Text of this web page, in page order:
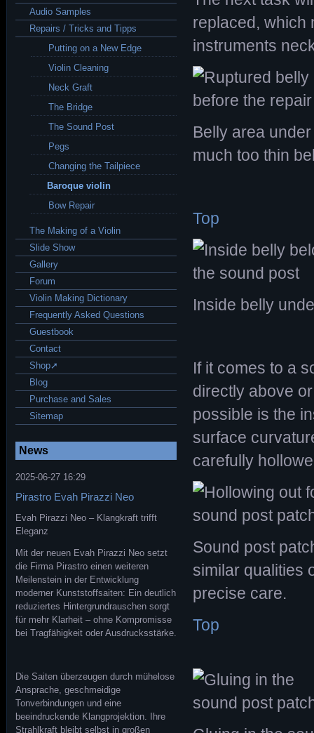
replaced, which
instruments
Belly area
much too thin
Top
Inside belly
If it comes to a
directly above
possible is the
surface
carefully
Sound post
similar qualities
precise care.
Top
Audio Samples
Repairs / Tricks and Tipps
Putting on a New Edge
Violin Cleaning
Neck Graft
The Bridge
The Sound Post
Pegs
Changing the Tailpiece
Baroque violin
Bow Repair
The Making of a Violin
Slide Show
Gallery
Forum
Violin Making Dictionary
Frequently Asked Questions
Guestbook
Contact
Shop➚
Blog
Purchase and Sales
Sitemap
News
2025-06-27 16:29
Pirastro Evah Pirazzi Neo
Evah Pirazzi Neo – Klangkraft trifft
Eleganz
Mit der neuen Evah Pirazzi Neo setzt
die Firma Pirastro einen weiteren
Meilenstein in der Entwicklung
moderner Kunststoffsaiten: Ein deutlich
reduziertes Hintergrundrauschen sorgt
für mehr Klarheit – ohne Kompromisse
bei Tragfähigkeit oder Ausdrucksstärke.
Die Saiten überzeugen durch mühelose
Ansprache, geschmeidige
Tonverbindungen und eine
beeindruckende Klangprojektion. Ihre
Strahlkraft bleibt selbst in großen